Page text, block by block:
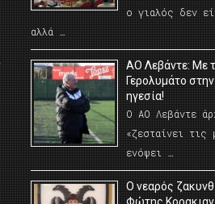
ο γιαλός δεν
αλλά …
ΑΟ Λεβάντε: Με
Γερολυμάτο
ηγεσία!
Ο ΑΟ Λεβάντε
«ζεσταίνει τις
ενόψει …
O νεαρός